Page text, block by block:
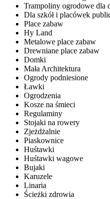
Trampoliny ogrodowe dla
Dla szkół i placówek
Place zabaw
Hy Land
Metalowe place zabaw
Drewniane place zabaw
Domki
Mała Architektura
Ogrody podniesione
Ławki
Ogrodzenia
Kosze na śmieci
Regulaminy
Stojaki na rowery
Zjeżdżalnie
Piaskownice
Huśtawki
Huśtawki wagowe
Bujaki
Karuzele
Linaria
Ścieżki zdrowia